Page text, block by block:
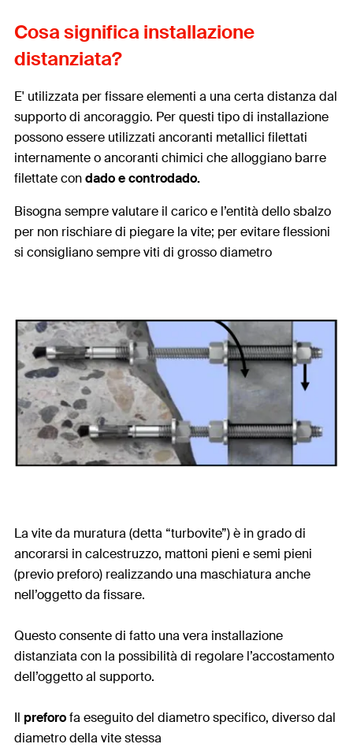
Cosa significa installazione
distanziata?
E' utilizzata per fissare elementi a una certa distanza dal
supporto di ancoraggio. Per questi tipo di installazione
possono essere utilizzati ancoranti metallici filettati
internamente o ancoranti chimici che alloggiano barre
filettate condado e controdado.
Bisogna sempre valutare il carico e l’entità dello sbalzo
per non rischiare di piegare la vite; per evitare flessioni
si consigliano sempre viti di grosso diametro
La vite da muratura (detta “turbovite”) è in grado di
ancorarsi in calcestruzzo, mattoni pieni e semi pieni
(previo preforo) realizzando una maschiatura anche
nell’oggetto da fissare.
Questo consente di fatto una vera installazione
distanziata con la possibilità di regolare l’accostamento
dell’oggetto al supporto.
Il preforofa eseguito del diametro specifico, diverso dal
diametro della vite stessa